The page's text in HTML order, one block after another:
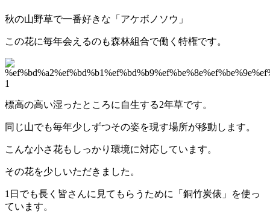
秋の山野草で一番好きな「アケボノソウ」
この花に毎年会えるのも森林組合で働く特権です。
標高の高い湿ったところに自生する2年草です。
同じ山でも毎年少しずつその姿を現す場所が移動します。
こんな小さ花もしっかり環境に対応しています。
その花を少しいただきました。
1日でも長く皆さんに見てもらうために「銅竹炭俵」を使っ
ています。